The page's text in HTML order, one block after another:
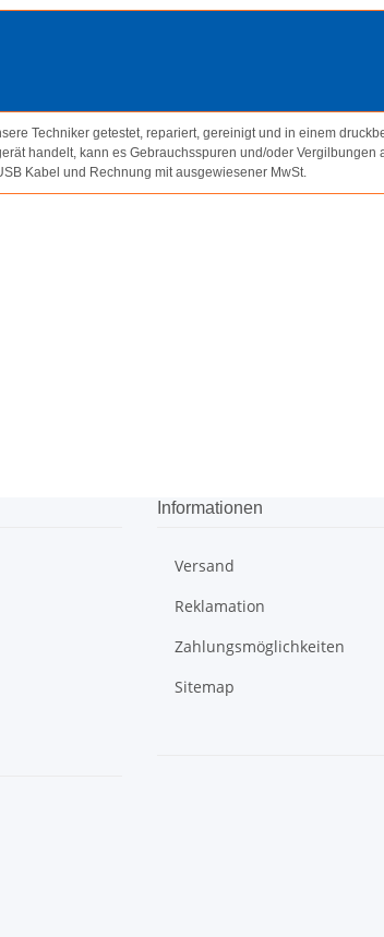
Techniker getestet, repariert, gereinigt und in einem
handelt, kann es Gebrauchsspuren und/oder Vergilbungen
Kabel und Rechnung mit ausgewiesener MwSt.
Informationen
Versand
Reklamation
Zahlungsmöglichkeiten
Sitemap